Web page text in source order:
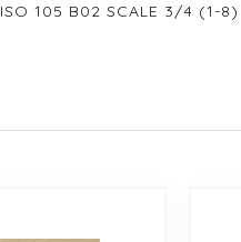
ISO 105 B02 SCALE 3/4 (1-8)